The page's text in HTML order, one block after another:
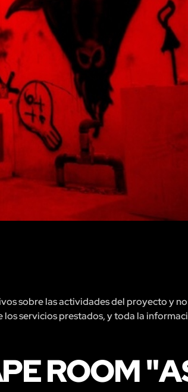
sobre las actividades del proyecto y no
servicios prestados, y toda la
ROOM